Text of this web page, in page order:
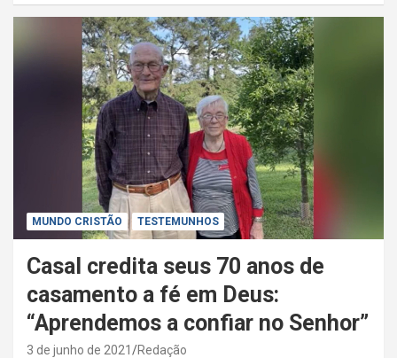
MUNDO CRISTÃO TESTEMUNHOS
Casal credita seus 70 anos de
casamento a fé em Deus:
“Aprendemos a confiar no Senhor”
3 de junho de 2021 Redação